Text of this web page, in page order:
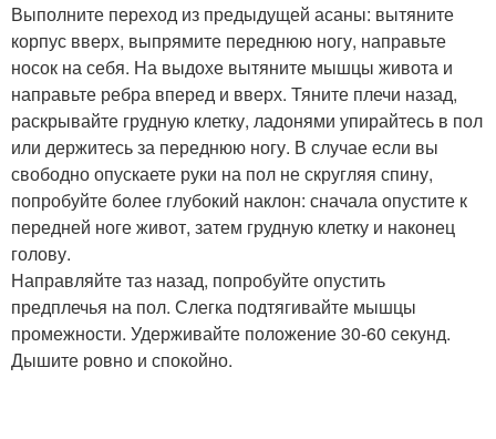
Выполните переход из предыдущей асаны: вытяните
корпус вверх, выпрямите переднюю ногу, направьте
носок на себя. На выдохе вытяните мышцы живота и
направьте ребра вперед и вверх. Тяните плечи назад,
раскрывайте грудную клетку, ладонями упирайтесь в пол
или держитесь за переднюю ногу. В случае если вы
свободно опускаете руки на пол не скругляя спину,
попробуйте более глубокий наклон: сначала опустите к
передней ноге живот, затем грудную клетку и наконец
голову.
Направляйте таз назад, попробуйте опустить
предплечья на пол. Слегка подтягивайте мышцы
промежности. Удерживайте положение 30-60 секунд.
Дышите ровно и спокойно.